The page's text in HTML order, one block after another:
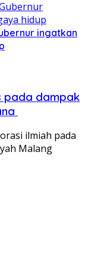
ingatkan
pada dampak
ilmiah pada
Malang